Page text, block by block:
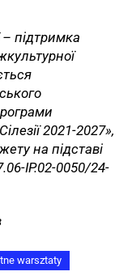
– підтримка
2021-2027»,
на підставі
IP.02-0050/24-
warsztaty